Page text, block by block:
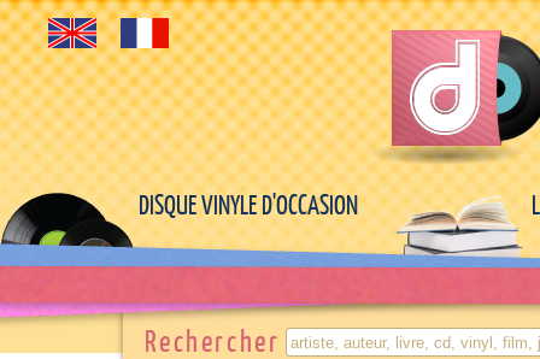
DISQUE VINYLE D'OCCASION
Rechercher